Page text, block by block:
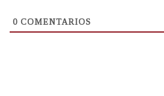
0 COMENTARIOS